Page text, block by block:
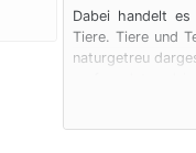
Dabei handelt
Tiere. Tiere und
naturgetreu
Tierpräparate